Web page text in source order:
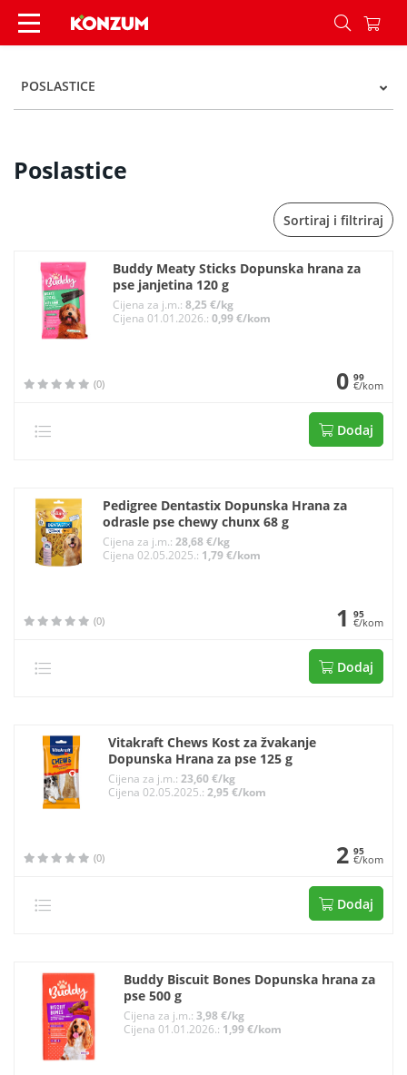
Poslastice - Kategorije - Konzum
POSLASTICE
Poslastice
Sortiraj i filtriraj
Buddy Meaty Sticks Dopunska hrana za
pse janjetina 120 g
Cijena za j.m.:8,25 €/kg
Cijena 01.01.2026.:0,99 €/kom
(0) 0 99
€/kom
Dodaj
Pedigree Dentastix Dopunska Hrana za
odrasle pse chewy chunx 68 g
Cijena za j.m.:28,68 €/kg
Cijena 02.05.2025.: 1,79 €/kom
(0) 1 95
€/kom
Dodaj
Vitakraft Chews Kost za žvakanje
Dopunska Hrana za pse 125 g
Cijena za j.m.:23,60 €/kg
Cijena 02.05.2025.:2,95 €/kom
(0) 2 95
€/kom
Dodaj
Buddy Biscuit Bones Dopunska hrana za
pse 500 g
Cijena za j.m.: 3,98 €/kg
Cijena 01.01.2026.: 1,99 €/kom